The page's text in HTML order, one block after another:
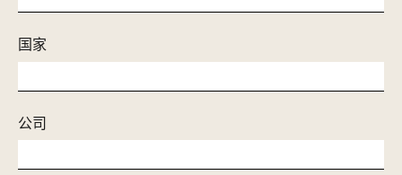
国家
公司